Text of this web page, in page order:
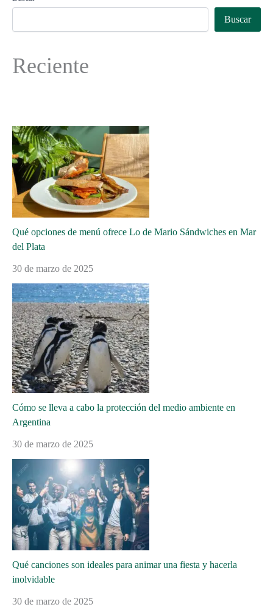
Buscar
Reciente
Qué opciones de menú ofrece Lo de Mario Sándwiches en Mar
del Plata
30 de marzo de 2025
Cómo se lleva a cabo la protección del medio ambiente en
Argentina
30 de marzo de 2025
Qué canciones son ideales para animar una fiesta y hacerla
inolvidable
30 de marzo de 2025